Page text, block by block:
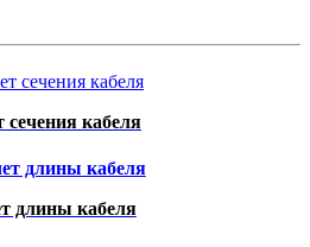
сечения кабеля
длины кабеля